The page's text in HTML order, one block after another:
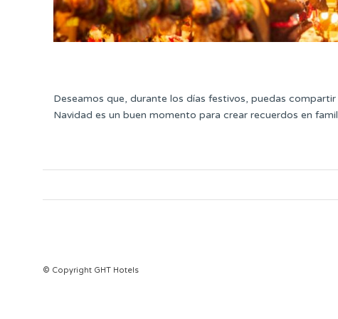
Deseamos que, durante los días festivos, puedas
Navidad es un buen momento para crear recuerdos en
© Copyright GHT Hotels